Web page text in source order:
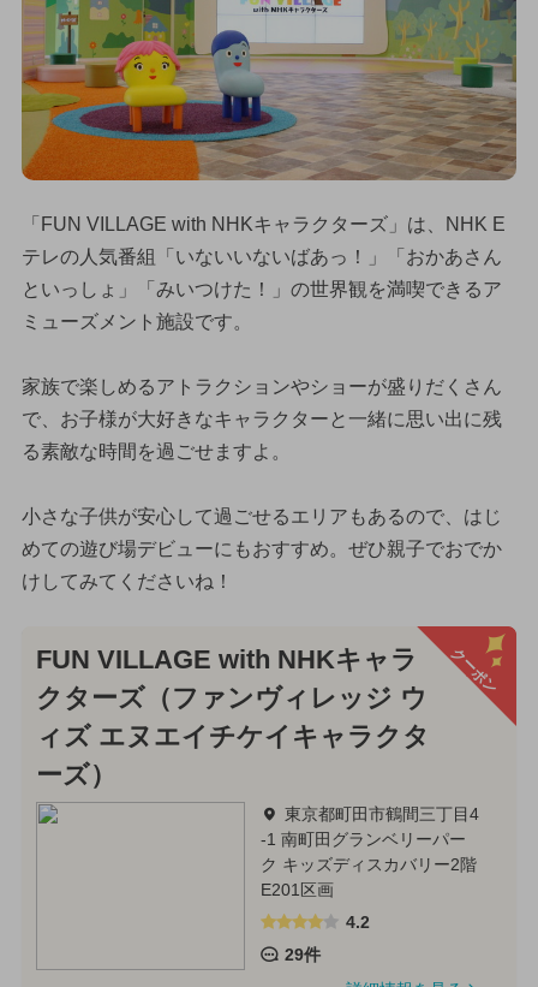
「FUN VILLAGE with NHKキャラクターズ」は、NHK E
テレの人気番組「いないいないばあっ！」「おかあさん
といっしょ」「みいつけた！」の世界観を満喫できるア
ミューズメント施設です。
家族で楽しめるアトラクションやショーが盛りだくさん
で、お子様が大好きなキャラクターと一緒に思い出に残
る素敵な時間を過ごせますよ。
小さな子供が安心して過ごせるエリアもあるので、はじ
めての遊び場デビューにもおすすめ。ぜひ親子でおでか
けしてみてくださいね！
クーポン
FUN VILLAGE with NHKキャラ
クターズ（ファンヴィレッジ ウ
ィズ エヌエイチケイキャラクタ
ーズ）
東京都町田市鶴間三丁目4
-1 南町田グランベリーパー
ク キッズディスカバリー2階
E201区画
4.2
29件